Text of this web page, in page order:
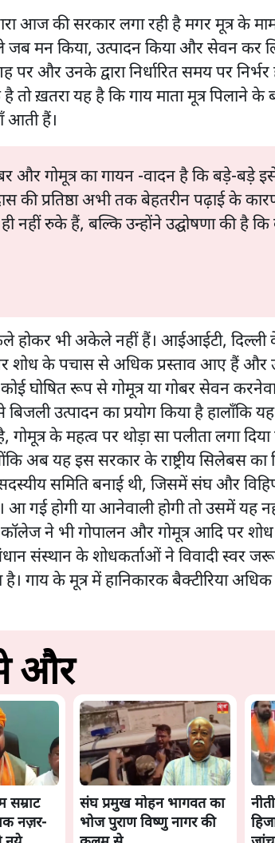
आज की सरकार लगा रही है मगर मूत्र के
जब मन किया, उत्पादन किया और सेवन कर
और उनके द्वारा निर्धारित समय पर
है तो ख़तरा यह है कि गाय माता मूत्र
आती हैं।
और गोमूत्र का गायन -वादन है कि बड़े-बड़े
की प्रतिष्ठा अभी तक बेहतरीन पढ़ाई के
नहीं रुके हैं, बल्कि उन्होंने उद्घोषणा की है
भी अकेले नहीं हैं। आईआईटी, दिल्ली के
शोध के पचास से अधिक प्रस्ताव आए हैं और
कोई घोषित रूप से गोमूत्र या गोबर सेवन
उत्पादन का प्रयोग किया है हालाँकि
गोमूत्र के महत्व पर थोड़ा सा पलीता लगा
अब यह इस सरकार के राष्ट्रीय सिलेबस
समिति बनाई थी, जिसमें संघ और
आ गई होगी या आनेवाली होगी तो उसमें यह
ने भी गोपालन और गोमूत्र आदि पर
संस्थान के शोधकर्ताओं ने विवादी स्वर
है। गाय के मूत्र में हानिकारक बैक्टीरिया
और
सम्राट
नज़र-
संघ प्रमुख मोहन भागवत का
भोज पुराण विष्णु नागर की